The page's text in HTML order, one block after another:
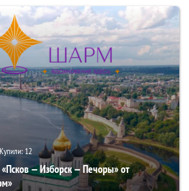
Купили:12
— Изборск — Печоры» от